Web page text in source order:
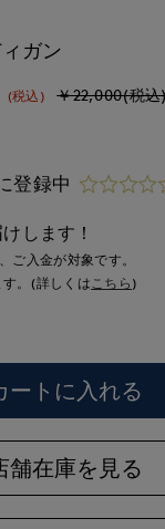
ガン
(税込) ￥22,000(税
登録中
します！
ご入金が対象です。
。(詳しくは こちら )
ートに入れる
舗在庫を見る